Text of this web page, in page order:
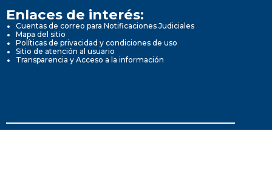
Enlaces de interés:
Cuentas de correo para Notificaciones Judiciales
Mapa del sitio
Políticas de privacidad y condiciones de uso
Sitio de atención al usuario
Transparencia y Acceso a la información